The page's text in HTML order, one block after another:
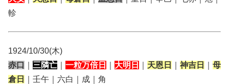
軫
1924/10/30(木)
赤口
三隣亡 一粒万倍日 大明日 天恩日 神吉日
母
倉日
｜壬午｜六白｜成｜角